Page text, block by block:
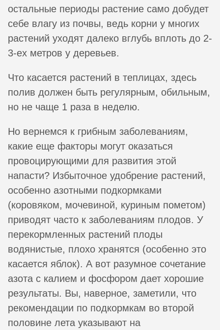
остальные периоды растение само добудет
себе влагу из почвы, ведь корни у многих
растений уходят далеко вглубь вплоть до 2-
3-ех метров у деревьев.
Что касается растений в теплицах, здесь
полив должен быть регулярным, обильным,
но не чаще 1 раза в неделю.
Но вернемся к грибным заболеваниям,
какие еще факторы могут оказаться
провоцирующими для развития этой
напасти? Избыточное удобрение растений,
особенно азотными подкормками
(коровяком, мочевиной, куриным пометом)
приводят часто к заболеваниям плодов. У
перекормленных растений плоды
водянистые, плохо хранятся (особенно это
касается яблок). А вот разумное сочетание
азота с калием и фосфором дает хорошие
результаты. Вы, наверное, заметили, что
рекомендации по подкормкам во второй
половине лета указывают на